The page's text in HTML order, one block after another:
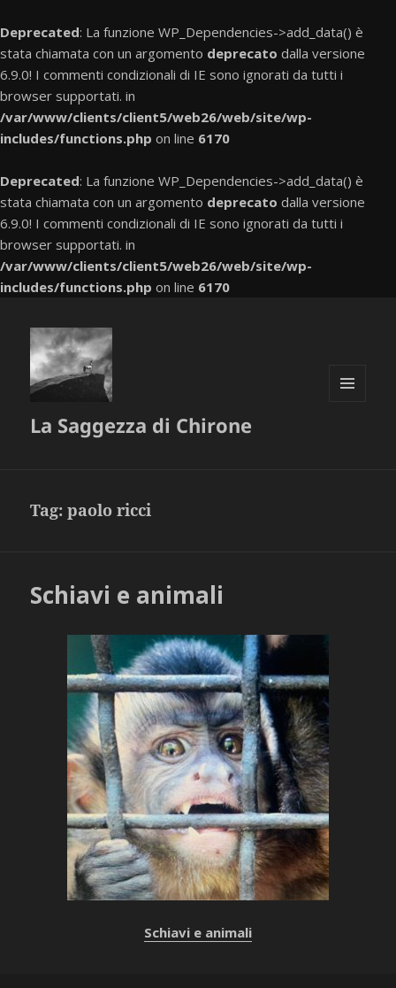
Deprecated: La funzione WP_Dependencies->add_data() è
stata chiamata con un argomento deprecato dalla versione
6.9.0! I commenti condizionali di IE sono ignorati da tutti i
browser supportati. in
/var/www/clients/client5/web26/web/site/wp-
includes/functions.php on line 6170
Deprecated: La funzione WP_Dependencies->add_data() è
stata chiamata con un argomento deprecato dalla versione
6.9.0! I commenti condizionali di IE sono ignorati da tutti i
browser supportati. in
/var/www/clients/client5/web26/web/site/wp-
includes/functions.php on line 6170
La Saggezza di Chirone
Tag:paolo ricci
Schiavi e animali
Schiavi e animali